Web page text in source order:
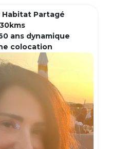
Partagé
ans dynamique
colocation